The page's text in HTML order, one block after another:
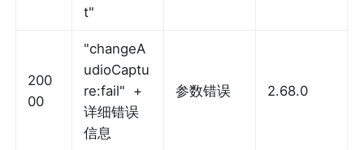
t"
200
00
"changeA
udioCaptu
re:fail"  +
详细错误
信息
参数错误 2.68.0